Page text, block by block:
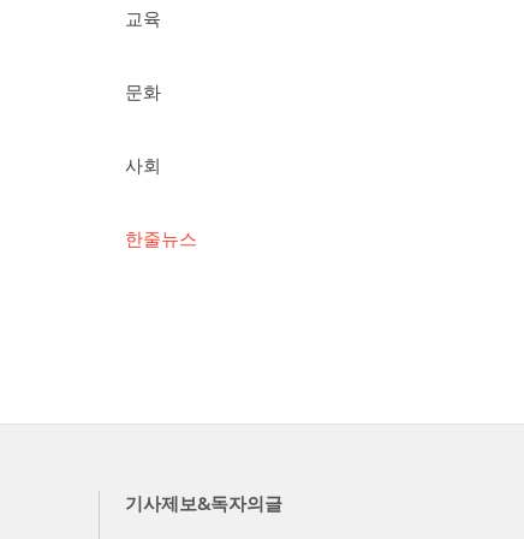
교육
문화
사회
한줄뉴스
기사제보&독자의글